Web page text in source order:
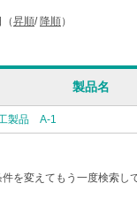
昇順/ 降順）
製品名
製品 A-1
を変えてもう一度検索し